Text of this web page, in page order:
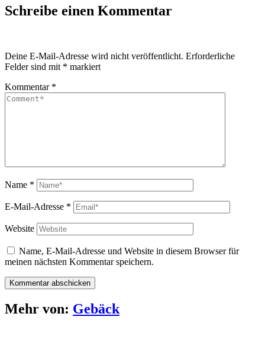
Schreibe einen Kommentar
Deine E-Mail-Adresse wird nicht veröffentlicht. Erforderliche
Felder sind mit * markiert
Kommentar *
Name *
E-Mail-Adresse *
Website
Name, E-Mail-Adresse und Website in diesem Browser für
meinen nächsten Kommentar speichern.
Mehr von: Gebäck